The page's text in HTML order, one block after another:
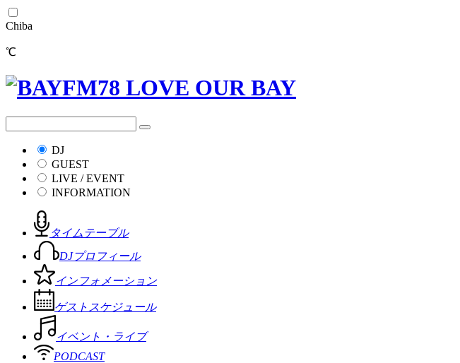
Chiba
℃
DJ
GUEST
LIVE / EVENT
INFORMATION
タイムテーブル
DJプロフィール
インフォメーション
ゲストスケジュール
イベント・ライブ
PODCAST